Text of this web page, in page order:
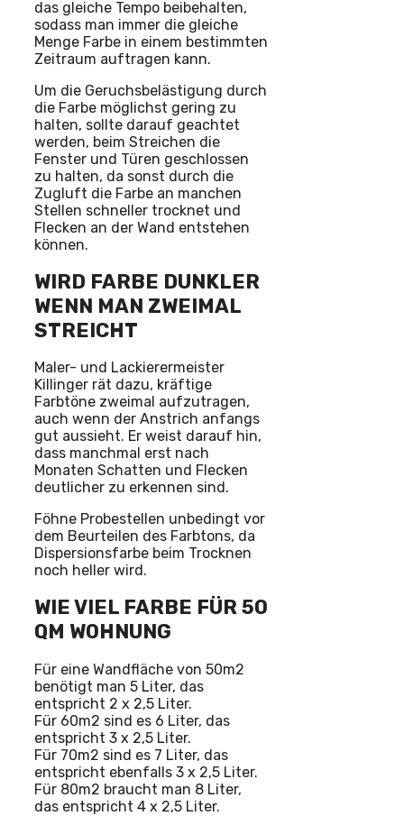
das gleiche Tempo beibehalten,
sodass man immer die gleiche
Menge Farbe in einem bestimmten
Zeitraum auftragen kann.
Um die Geruchsbelästigung durch
die Farbe möglichst gering zu
halten, sollte darauf geachtet
werden, beim Streichen die
Fenster und Türen geschlossen
zu halten, da sonst durch die
Zugluft die Farbe an manchen
Stellen schneller trocknet und
Flecken an der Wand entstehen
können.
WIRD FARBE DUNKLER
WENN MAN ZWEIMAL
STREICHT
Maler- und Lackierermeister
Killinger rät dazu, kräftige
Farbtöne zweimal aufzutragen,
auch wenn der Anstrich anfangs
gut aussieht. Er weist darauf hin,
dass manchmal erst nach
Monaten Schatten und Flecken
deutlicher zu erkennen sind.
Föhne Probestellen unbedingt vor
dem Beurteilen des Farbtons, da
Dispersionsfarbe beim Trocknen
noch heller wird.
WIE VIEL FARBE FÜR 50
QM WOHNUNG
Für eine Wandfläche von 50m2
benötigt man 5 Liter, das
entspricht 2 x 2,5 Liter.
Für 60m2 sind es 6 Liter, das
entspricht 3 x 2,5 Liter.
Für 70m2 sind es 7 Liter, das
entspricht ebenfalls 3 x 2,5 Liter.
Für 80m2 braucht man 8 Liter,
das entspricht 4 x 2,5 Liter.